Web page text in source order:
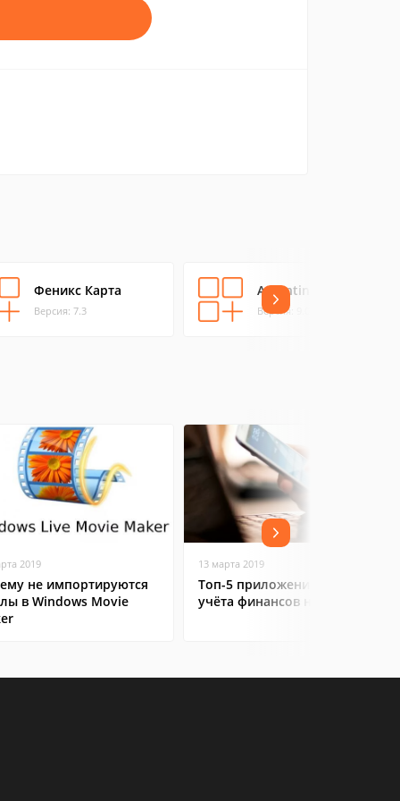
Феникс Карта
Версия: 7.3
Argentina Map
Версия: 9.0
2019
не импортируются
в Windows Movie
13 марта 2019
Топ-5 приложений для
учёта финансов на Android